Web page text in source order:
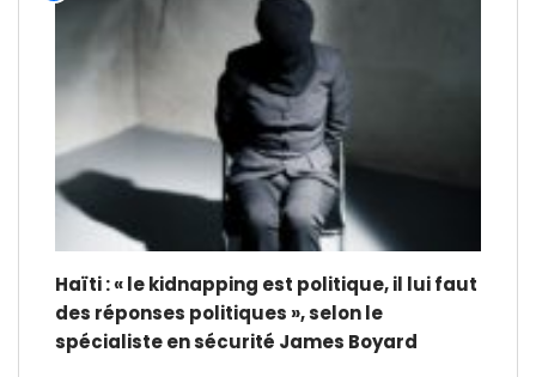
Haïti : « le kidnapping est politique, il lui faut
des réponses politiques », selon le
spécialiste en sécurité James Boyard